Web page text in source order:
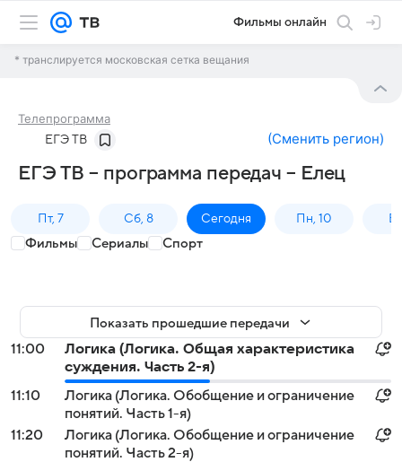
Фильмы онлайн
* транслируется московская сетка вещания
Телепрограмма
ЕГЭ ТВ (Сменить регион)
ЕГЭ ТВ – программа передач – Елец
Пт, 7 Сб, 8 Сегодня Пн, 10
Фильмы Сериалы Спорт
Показать прошедшие передачи
11:00
Логика (Логика. Общая характеристика
суждения. Часть 2-я)
11:10
Логика (Логика. Обобщение и ограничение
понятий. Часть 1-я)
11:20
Логика (Логика. Обобщение и ограничение
понятий. Часть 2-я)